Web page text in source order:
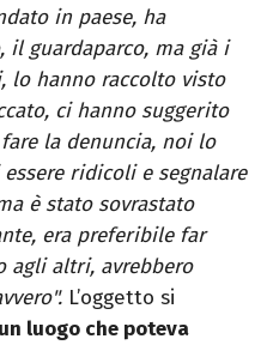
in paese, ha
guardaparco, ma già i
lo hanno raccolto visto
ci hanno suggerito
la denuncia, noi lo
ridicoli e segnalare
è stato sovrastato
era preferibile far
agli altri, avrebbero
L’oggetto si
luogo che poteva